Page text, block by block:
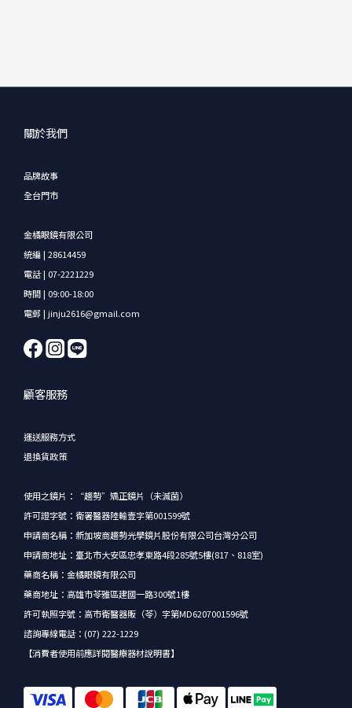
關於我們
品牌故事
全台門市
金橘眼鏡有限公司
統編 | 28614459
電話 | 07-2221229
時間 | 09:00-18:00
電郵 | jinju2616@gmail.com
顧客服務
運送服務方式
退換貨政策
使用之鏡片：“趨勢”矯正鏡片（未滅菌）
許可證字號：衛署醫器陸輸壹字第001599號
申請商名稱：新加坡商趨勢光學鏡片股份有限公司台灣分公司
申請商地址：臺北市大安區忠孝東路4段285號5樓(817、818室)
藥商名稱：金橘眼鏡有限公司
藥商地址：高雄市苓雅區建國一路300號1樓
許可執照字號：高市衛醫器販（苓）字第MD6207001596號
諮詢專線電話：(07) 222-1229
【消費者使用前應詳閱醫療器材說明書】